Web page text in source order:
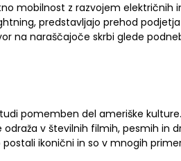
mobilnost z razvojem električnih
predstavljajo prehod
na naraščajoče skrbi glede
pomemben del ameriške
v številnih filmih, pesmih in
ikonični in so v mnogih